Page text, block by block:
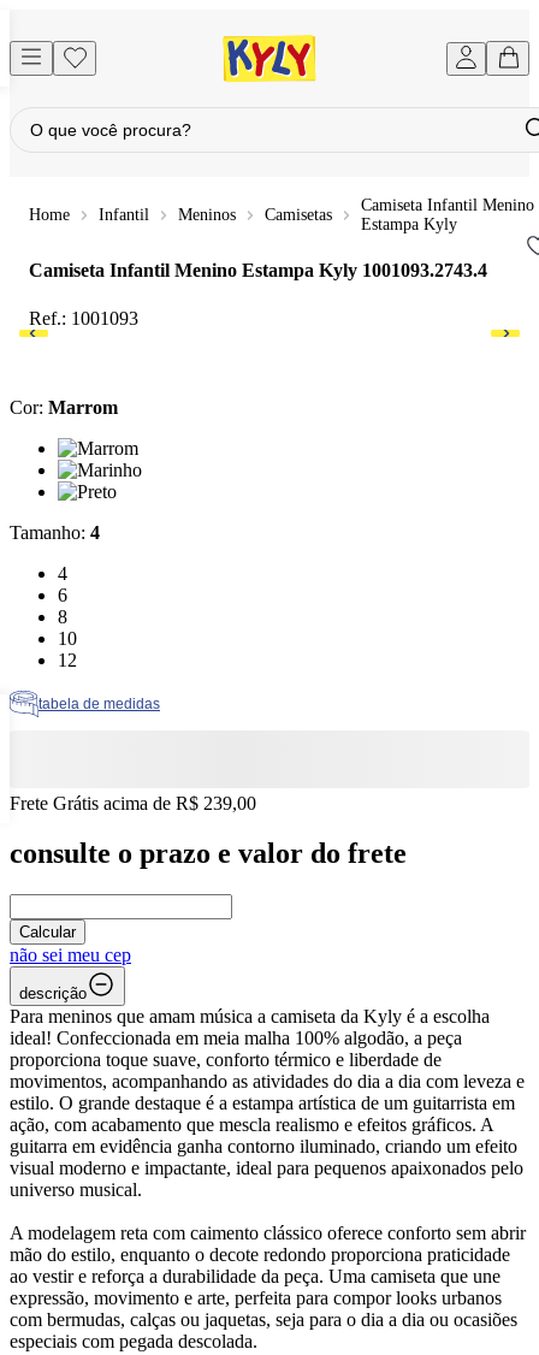
Infantil Meninos Camisetas
Camiseta Infantil Menino
Estampa Kyly
Camiseta Infantil Menino Estampa Kyly 1001093.2743.4
Ref.: 1001093
Cor: Marrom
Cor: Marrom
Cor: Marinho
Cor: Preto
Tamanho: 4
Tamanho: 4
4
Tamanho: 6
6
Tamanho: 8
8
Tamanho: 10
10
Tamanho: 12
12
tabela de medidas
Frete Grátis acima de R$ 239,00
consulte o prazo e valor do frete
Calcular
não sei meu cep
descrição
Para meninos que amam música a camiseta da Kyly é a escolha
ideal! Confeccionada em meia malha 100% algodão, a peça
proporciona toque suave, conforto térmico e liberdade de
movimentos, acompanhando as atividades do dia a dia com leveza e
estilo. O grande destaque é a estampa artística de um guitarrista em
ação, com acabamento que mescla realismo e efeitos gráficos. A
guitarra em evidência ganha contorno iluminado, criando um efeito
visual moderno e impactante, ideal para pequenos apaixonados pelo
universo musical.
A modelagem reta com caimento clássico oferece conforto sem abrir
mão do estilo, enquanto o decote redondo proporciona praticidade
ao vestir e reforça a durabilidade da peça. Uma camiseta que une
expressão, movimento e arte, perfeita para compor looks urbanos
com bermudas, calças ou jaquetas, seja para o dia a dia ou ocasiões
especiais com pegada descolada.